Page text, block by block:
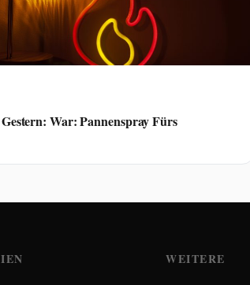
War: Pannenspray Fürs
WEITERE